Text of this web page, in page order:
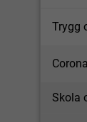
Trygg
Skola